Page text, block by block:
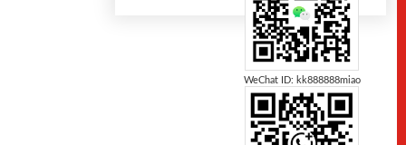
WeChat ID: kk888888miao